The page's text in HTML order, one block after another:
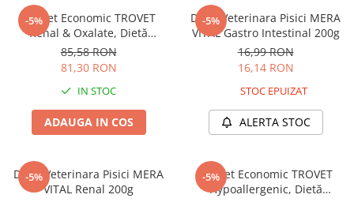
Culcușuri & Saltele Pisici
Ansambluri Pisici
Castroane & Adapatori Pisici
Jucării Pisici
Păsări
Hrană Păsări
-5%
Pachet Economic TROVET
Renal & Oxalate, Dietă
Veterinară Umedă Pisică
Adult, Pui, 6x200g
85,58 RON
81,30 RON
IN STOC
ADAUGA IN COS
-5%
Dieta Veterinara Pisici MERA
VITAL Gastro Intestinal 200g
16,99 RON
16,14 RON
STOC EPUIZAT
ALERTA STOC
-5%
Dieta Veterinara Pisici MERA
VITAL Renal 200g
-5%
Pachet Economic TROVET
Hypoallergenic, Dietă